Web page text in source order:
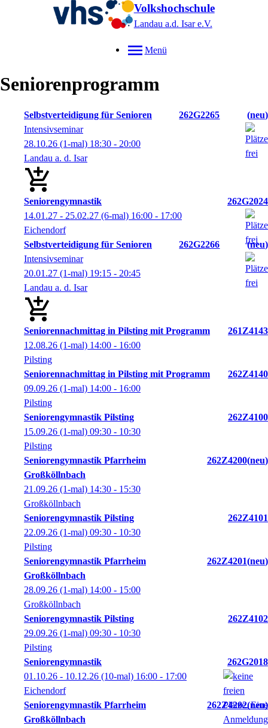
Volkshochschule
Landau a.d. Isare.V.
Menü
Seniorenprogramm
Seniorennachmittag in Pilsting mit Programm
261Z4143
12.08.26 (1-mal) 14:00 - 16:00
Pilsting
Seniorennachmittag in Pilsting mit Programm
262Z4140
09.09.26 (1-mal) 14:00 - 16:00
Pilsting
Seniorengymnastik Pilsting
262Z4100
15.09.26 (1-mal) 09:30 - 10:30
Pilsting
Seniorengymnastik Pfarrheim
Großköllnbach
262Z4200 neu
21.09.26 (1-mal) 14:30 - 15:30
Großköllnbach
Seniorengymnastik Pilsting
262Z4101
22.09.26 (1-mal) 09:30 - 10:30
Pilsting
Seniorengymnastik Pfarrheim
Großköllnbach
262Z4201 neu
28.09.26 (1-mal) 14:00 - 15:00
Großköllnbach
Seniorengymnastik Pilsting
262Z4102
29.09.26 (1-mal) 09:30 - 10:30
Pilsting
Seniorengymnastik
262G2018
01.10.26 - 10.12.26 (10-mal) 16:00 - 17:00
Eichendorf
Seniorengymnastik Pfarrheim
Großköllnbach
262Z4202 neu
Selbstverteidigung für Senioren 262G2265
neu
Intensivseminar
28.10.26 (1-mal) 18:30 - 20:00
Landau a. d. Isar
Seniorengymnastik
262G2024
14.01.27 - 25.02.27 (6-mal) 16:00 - 17:00
Eichendorf
Selbstverteidigung für Senioren
262G2266
neu
Intensivseminar
20.01.27 (1-mal) 19:15 - 20:45
Landau a. d. Isar